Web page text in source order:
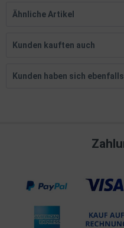
Ähnliche Artikel
Kunden kauften auch
Kunden haben sich